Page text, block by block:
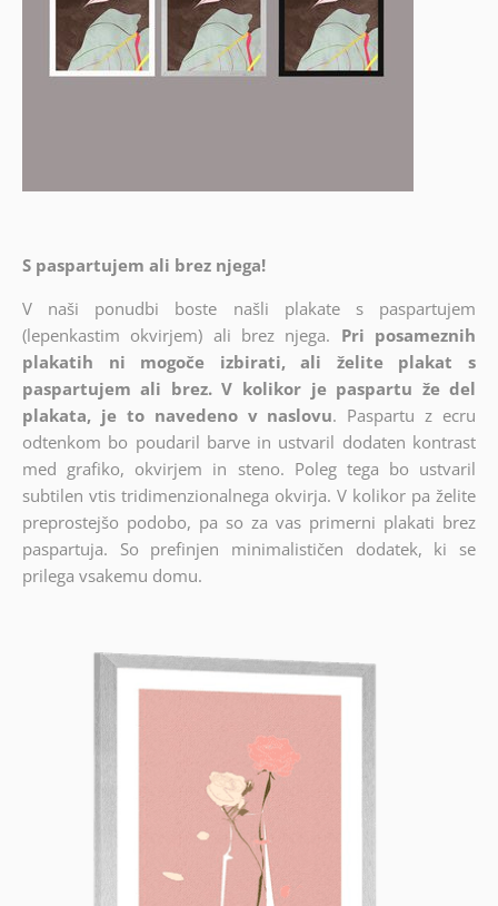
S paspartujem ali brez njega!
V naši ponudbi boste našli plakate s paspartujem
(lepenkastim okvirjem) ali brez njega. Pri posameznih
plakatih ni mogoče izbirati, ali želite plakat s
paspartujem ali brez. V kolikor je paspartu že del
plakata, je to navedeno v naslovu. Paspartu z ecru
odtenkom bo poudaril barve in ustvaril dodaten kontrast
med grafiko, okvirjem in steno. Poleg tega bo ustvaril
subtilen vtis tridimenzionalnega okvirja. V kolikor pa želite
preprostejšo podobo, pa so za vas primerni plakati brez
paspartuja. So prefinjen minimalističen dodatek, ki se
prilega vsakemu domu.